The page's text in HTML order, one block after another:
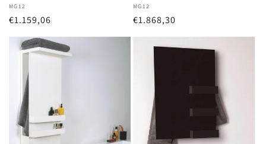
Anbieter:
MG12
Normaler
€1.159,06
Anbieter:
MG12
Normaler
€1.868,30